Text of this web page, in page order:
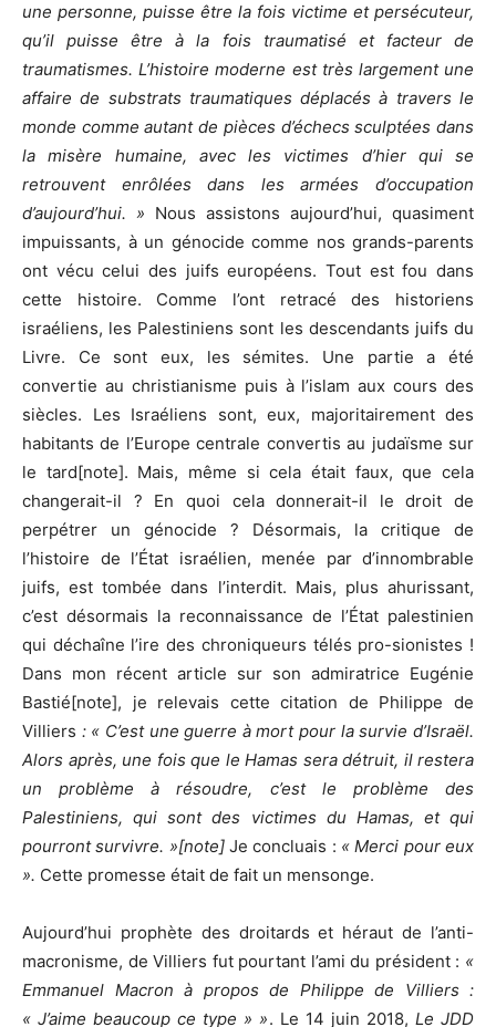
une personne, puisse être la fois victime et persécuteur,
qu’il puisse être à la fois traumatisé et facteur de
traumatismes. L’histoire moderne est très largement une
affaire de substrats traumatiques déplacés à travers le
monde comme autant de pièces d’échecs sculptées dans
la misère humaine, avec les victimes d’hier qui se
retrouvent enrôlées dans les armées d’occupation
d’aujourd’hui. » Nous assistons aujourd’hui, quasiment
impuissants, à un génocide comme nos grands-parents
ont vécu celui des juifs européens. Tout est fou dans
cette histoire. Comme l’ont retracé des historiens
israéliens, les Palestiniens sont les descendants juifs du
Livre. Ce sont eux, les sémites. Une partie a été
convertie au christianisme puis à l’islam aux cours des
siècles. Les Israéliens sont, eux, majoritairement des
habitants de l’Europe centrale convertis au judaïsme sur
le tard[note]. Mais, même si cela était faux, que cela
changerait-il ? En quoi cela donnerait-il le droit de
perpétrer un génocide ? Désormais, la critique de
l’histoire de l’État israélien, menée par d’innombrable
juifs, est tombée dans l’interdit. Mais, plus ahurissant,
c’est désormais la reconnaissance de l’État palestinien
qui déchaîne l’ire des chroniqueurs télés pro-sionistes !
Dans mon récent article sur son admiratrice Eugénie
Bastié[note], je relevais cette citation de Philippe de
Villiers : « C’est une guerre à mort pour la survie d’Israël.
Alors après, une fois que le Hamas sera détruit, il restera
un problème à résoudre, c’est le problème des
Palestiniens, qui sont des victimes du Hamas, et qui
pourront survivre. »[note] Je concluais : « Merci pour eux
». Cette promesse était de fait un mensonge.
Aujourd’hui prophète des droitards et héraut de l’anti-
macronisme, de Villiers fut pourtant l’ami du président : «
Emmanuel Macron à propos de Philippe de Villiers :
« J’aime beaucoup ce type » ». Le 14 juin 2018, Le JDD